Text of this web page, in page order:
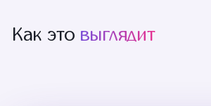
Как это выглядит